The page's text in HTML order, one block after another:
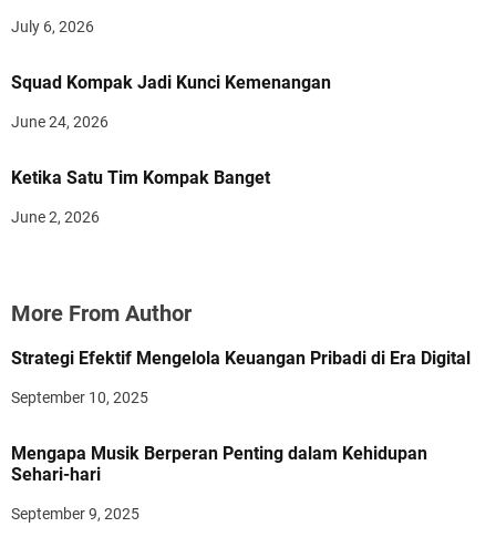
July 6, 2026
Squad Kompak Jadi Kunci Kemenangan
June 24, 2026
Ketika Satu Tim Kompak Banget
June 2, 2026
More From Author
Strategi Efektif Mengelola Keuangan Pribadi di Era Digital
September 10, 2025
Mengapa Musik Berperan Penting dalam Kehidupan
Sehari-hari
September 9, 2025